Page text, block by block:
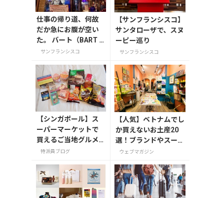
仕事の帰り道、何故
だか急にお腹が空い
た。 バート（BART 1
6ST）駅のすぐ近くで
サンフランシスコ
【サンフランシスコ】
サンタローザで、スヌ
ーピー巡り
サンフランシスコ
【シンガポール】ス
ーパーマーケットで
買えるご当地グルメ
のお土産
特派員ブログ
【人気】ベトナムでし
か買えないお土産20
選！ブランドやスーパ
ーのお菓子や雑貨まで
ウェブマガジン